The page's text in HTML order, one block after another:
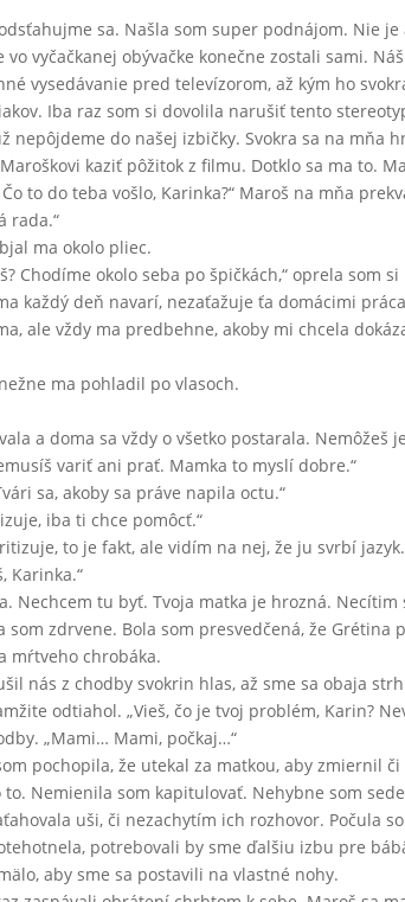
sa. Našla som super podnájom. Nie
vo vyčačkanej obývačke konečne zostali sami.
vysedávanie pred televízorom, až kým ho
Iba raz som si dovolila narušiť tento
nepôjdeme do našej izbičky. Svokra sa na mňa
kaziť pôžitok z filmu. Dotklo sa ma to.
to do teba vošlo, Karinka?“ Maroš na mňa
rada.“
ma okolo pliec.
Chodíme okolo seba po špičkách,“ oprela som
každý deň navarí, nezaťažuje ťa domácimi
ale vždy ma predbehne, akoby mi chcela
ma pohladil po vlasoch.
a doma sa vždy o všetko postarala. Nemôžeš
variť ani prať. Mamka to myslí dobre.“
sa, akoby sa práve napila octu.“
iba ti chce pomôcť.“
to je fakt, ale vidím na nej, že ju svrbí
Karinka.“
Nechcem tu byť. Tvoja matka je hrozná. Necítim
som zdrvene. Bola som presvedčená, že
mŕtveho chrobáka.
nás z chodby svokrin hlas, až sme sa obaja
odtiahol. „Vieš, čo je tvoj problém, Karin?
„Mami… Mami, počkaj…“
pochopila, že utekal za matkou, aby zmiernil
to. Nemienila som kapitulovať. Nehybne som
uši, či nezachytím ich rozhovor. Počula
potrebovali by sme ďalšiu izbu pre
aby sme sa postavili na vlastné nohy.